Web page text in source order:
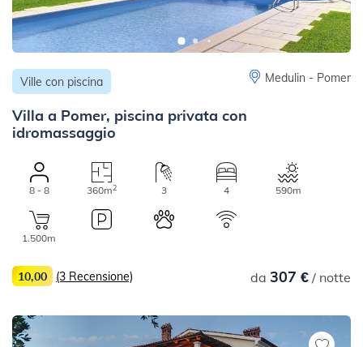
Ville con piscina Medulin - Pomer
Villa a Pomer, piscina privata con
idromassaggio
8 - 8 360m2 3 4 590m
1.500m
da 307 €/ notte
10,00 (3 Recensione)